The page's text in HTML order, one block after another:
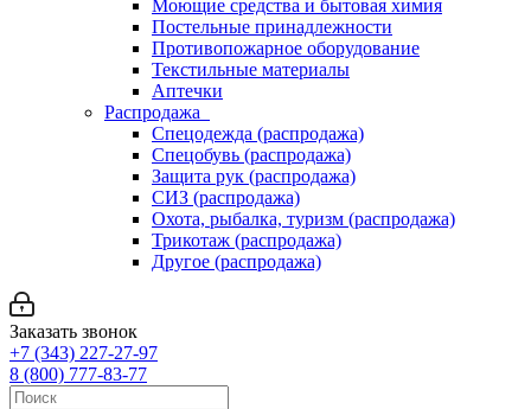
Моющие средства и бытовая химия
Постельные принадлежности
Противопожарное оборудование
Текстильные материалы
Аптечки
Распродажа
Спецодежда (распродажа)
Спецобувь (распродажа)
Защита рук (распродажа)
СИЗ (распродажа)
Охота, рыбалка, туризм (распродажа)
Трикотаж (распродажа)
Другое (распродажа)
Заказать звонок
+7 (343) 227-27-97
8 (800) 777-83-77